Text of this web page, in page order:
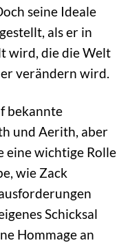
seine Ideale
als er in
wird, die die Welt
verändern wird.
bekannte
und Aerith, aber
eine wichtige Rolle
wie Zack
Schicksal
Hommage an